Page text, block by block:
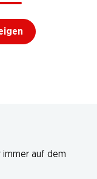
immer auf dem